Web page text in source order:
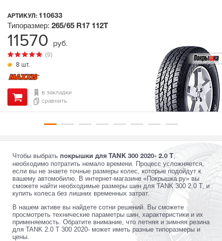
АРТИКУЛ: 110633
8 шт.
(9)
Типоразмер: 265/65 R17 112T
в закладки
сравнить
11570 руб.
Чтобы выбрать покрышки для TANK 300 2020- 2.0 T ,
необходимо потратить немало времени. Процесс усложняется,
если вы не знаете точные размеры колес, которые подойдут к
вашему автомобилю. В интернет-магазине «Покрышка.ру» вы
сможете найти необходимые размеры шин для TANK 300 2.0 T, и
купить колеса без лишних временных затрат.
В нашем активе вы найдете сотни решений. Вы сможете
просмотреть технические параметры шин, характеристики и их
применяемость. Обратите внимание, что летняя и зимняя резина
для TANK 2.0 T 300 2020- может иметь разные типоразмеры и
цены.